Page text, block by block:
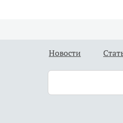
Новости